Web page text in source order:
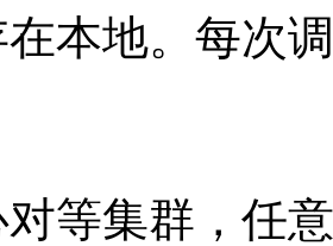
本地。每次
等集群，任